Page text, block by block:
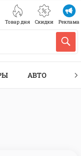
Товар дня Скидки Реклама
АВТО